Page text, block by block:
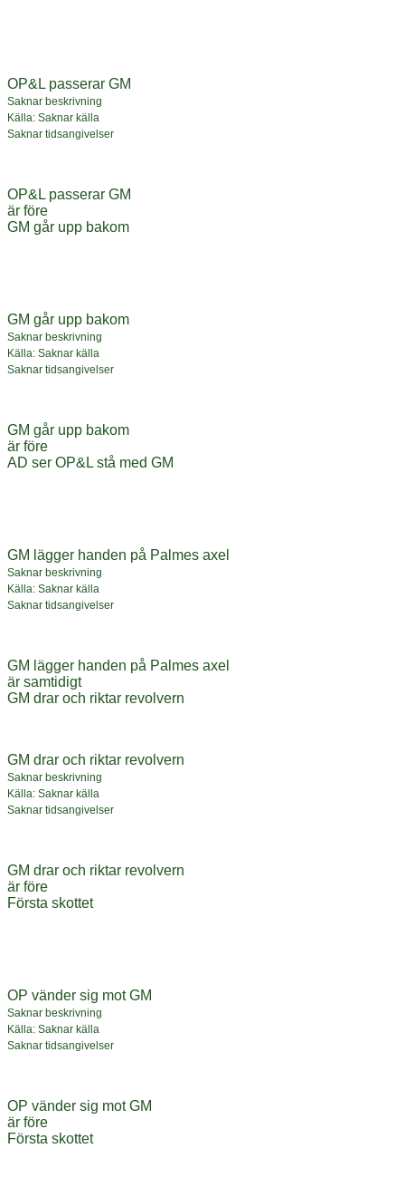
OP&L passerar GM
Saknar beskrivning
Källa: Saknar källa
Saknar tidsangivelser
OP&L passerar GM
är före
GM går upp bakom
GM går upp bakom
Saknar beskrivning
Källa: Saknar källa
Saknar tidsangivelser
GM går upp bakom
är före
AD ser OP&L stå med GM
GM lägger handen på Palmes axel
Saknar beskrivning
Källa: Saknar källa
Saknar tidsangivelser
GM lägger handen på Palmes axel
är samtidigt
GM drar och riktar revolvern
GM drar och riktar revolvern
Saknar beskrivning
Källa: Saknar källa
Saknar tidsangivelser
GM drar och riktar revolvern
är före
Första skottet
OP vänder sig mot GM
Saknar beskrivning
Källa: Saknar källa
Saknar tidsangivelser
OP vänder sig mot GM
är före
Första skottet